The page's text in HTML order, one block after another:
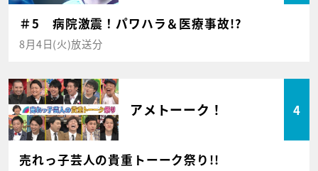
＃5 病院激震！パワハラ＆医療事故!?
8月4日(火)放送分
アメトーーク！ 4
売れっ子芸人の貴重トーーク祭り!!